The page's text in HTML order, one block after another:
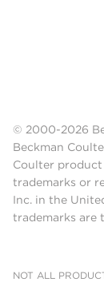
© 2000-2026
Beckman
Coulter product
trademarks or
Inc. in the
trademarks are
NOT ALL